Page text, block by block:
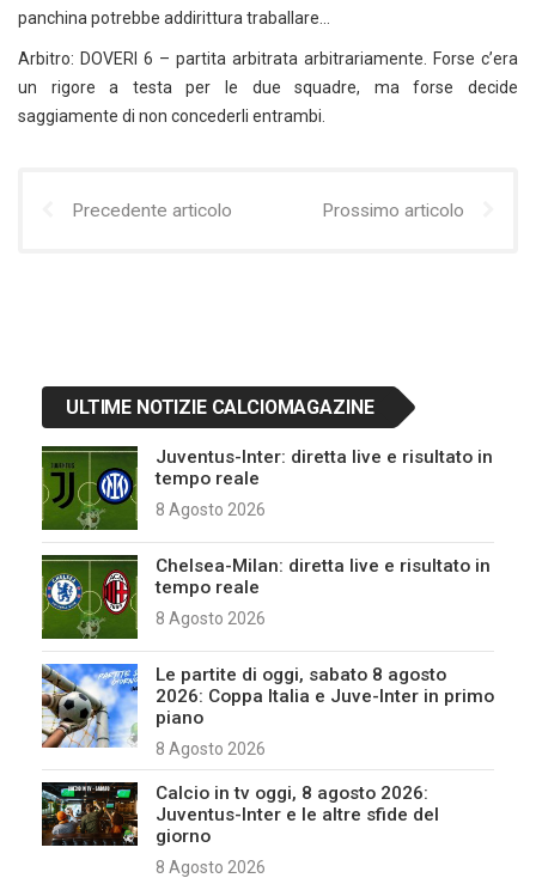
panchina potrebbe addirittura traballare…
Arbitro: DOVERI 6 – partita arbitrata arbitrariamente. Forse c’era
un rigore a testa per le due squadre, ma forse decide
saggiamente di non concederli entrambi.
Precedente articolo Prossimo articolo
ULTIME NOTIZIE CALCIOMAGAZINE
Juventus-Inter: diretta live e risultato in
tempo reale
8 Agosto 2026
Chelsea-Milan: diretta live e risultato in
tempo reale
8 Agosto 2026
Le partite di oggi, sabato 8 agosto
2026: Coppa Italia e Juve-Inter in primo
piano
8 Agosto 2026
Calcio in tv oggi, 8 agosto 2026:
Juventus-Inter e le altre sfide del
giorno
8 Agosto 2026